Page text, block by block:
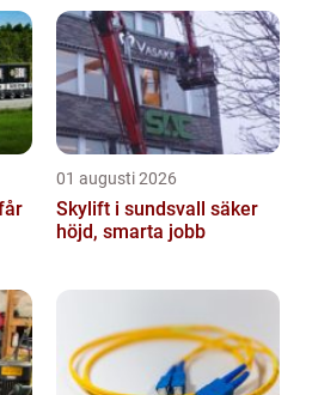
01 augusti 2026
Skylift i sundsvall säker
höjd, smarta jobb